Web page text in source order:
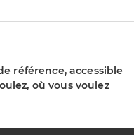
référence, accessible
où vous voulez